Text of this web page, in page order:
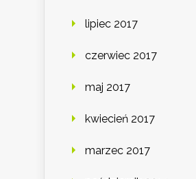
lipiec 2017
czerwiec 2017
maj 2017
kwiecień 2017
marzec 2017